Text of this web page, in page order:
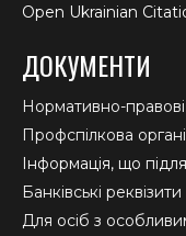
Open Ukrainian
ДОКУМЕНТИ
Нормативно-
Профспілкова
Інформація, що
Банківські
Для осіб з